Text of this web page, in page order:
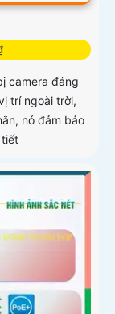
camera đáng
trí ngoài trời,
nó đảm bảo
tiết